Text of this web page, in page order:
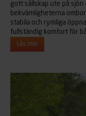
gott sällskap ute på sjön
bekvämligheterna
stabila och rymliga
fullständig komfort för
Läs mer